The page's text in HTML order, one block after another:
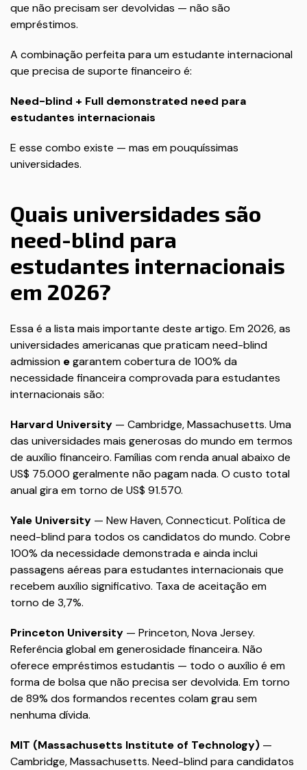
que não precisam ser devolvidas — não são
empréstimos.
A combinação perfeita para um estudante internacional
que precisa de suporte financeiro é:
Need-blind + Full demonstrated need para
estudantes internacionais
E esse combo existe — mas em pouquíssimas
universidades.
Quais universidades são
need-blind para
estudantes internacionais
em 2026?
Essa é a lista mais importante deste artigo. Em 2026, as
universidades americanas que praticam need-blind
admission egarantem cobertura de 100% da
necessidade financeira comprovada para estudantes
internacionais são:
Harvard University — Cambridge, Massachusetts. Uma
das universidades mais generosas do mundo em termos
de auxílio financeiro. Famílias com renda anual abaixo de
US$ 75.000 geralmente não pagam nada. O custo total
anual gira em torno de US$ 91.570.
Yale University — New Haven, Connecticut. Política de
need-blind para todos os candidatos do mundo. Cobre
100% da necessidade demonstrada e ainda inclui
passagens aéreas para estudantes internacionais que
recebem auxílio significativo. Taxa de aceitação em
torno de 3,7%.
Princeton University — Princeton, Nova Jersey.
Referência global em generosidade financeira. Não
oferece empréstimos estudantis — todo o auxílio é em
forma de bolsa que não precisa ser devolvida. Em torno
de 89% dos formandos recentes colam grau sem
nenhuma dívida.
MIT (Massachusetts Institute of Technology) —
Cambridge, Massachusetts. Need-blind para candidatos